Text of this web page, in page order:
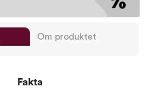
Om produktet
Fakta